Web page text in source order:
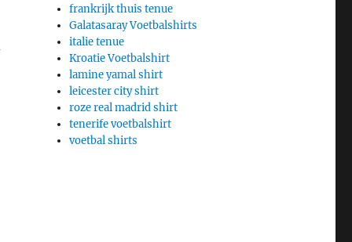
frankrijk thuis tenue
Galatasaray Voetbalshirts
italie tenue
Kroatie Voetbalshirt
lamine yamal shirt
leicester city shirt
roze real madrid shirt
tenerife voetbalshirt
voetbal shirts